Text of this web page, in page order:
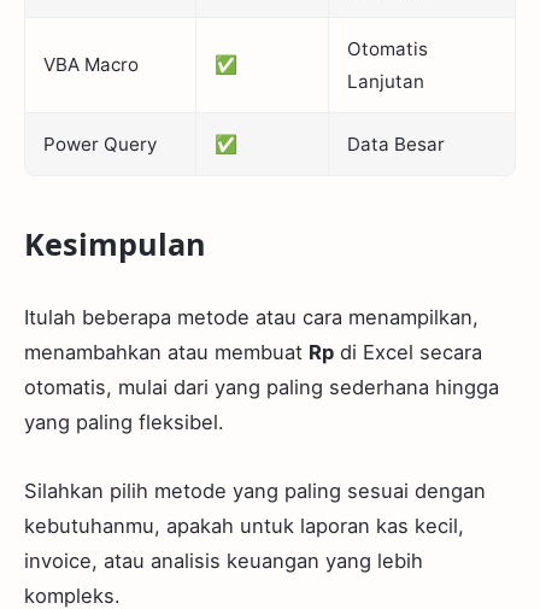
VBA Macro ✅
Otomatis
Lanjutan
Power Query ✅ Data Besar
Kesimpulan
Itulah beberapa metode atau cara menampilkan,
menambahkan atau membuat Rp di Excel secara
otomatis, mulai dari yang paling sederhana hingga
yang paling fleksibel.
Silahkan pilih metode yang paling sesuai dengan
kebutuhanmu, apakah untuk laporan kas kecil,
invoice, atau analisis keuangan yang lebih
kompleks.